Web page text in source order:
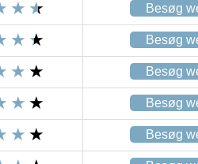
Besøg
Besøg
Besøg
Besøg
Besøg